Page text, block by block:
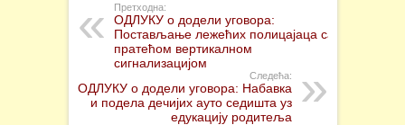
Претходна:
ОДЛУКУ о додели уговора:
Постављање лежећих полицајаца са
пратећом вертикалном
сигнализацијом
Следећа:
ОДЛУКУ о додели уговора: Набавка
и подела дечијих ауто седишта уз
едукацију родитеља